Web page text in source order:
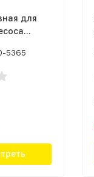
для
5365